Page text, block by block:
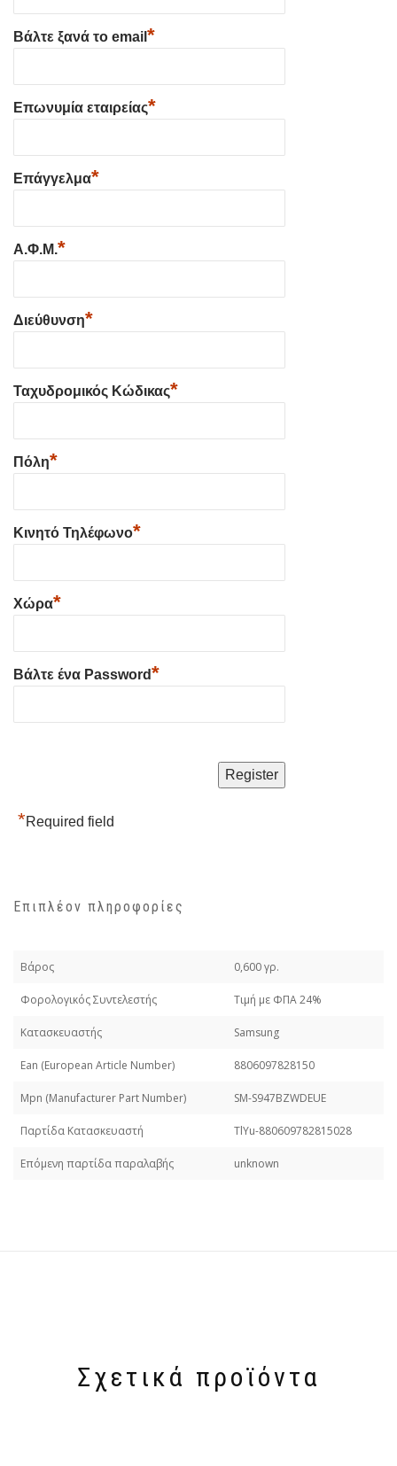
Βάλτε ξανά το email *
Επωνυμία εταιρείας*
Επάγγελμα*
Α.Φ.Μ.*
Διεύθυνση*
Ταχυδρομικός Κώδικας*
Πόλη*
Κινητό Τηλέφωνο*
Χώρα*
Βάλτε ένα Password*
*Required field
Επιπλέον πληροφορίες
Βάρος 0,600 γρ.
Φορολογικός Συντελεστής Τιμή με ΦΠΑ 24%
Κατασκευαστής Samsung
Εan (European Article Number) 8806097828150
Mpn (Manufacturer Part Number) SM-S947BZWDEUE
Παρτίδα Κατασκευαστή TlYu-880609782815028
Επόμενη παρτίδα παραλαβής unknown
Σχετικά προϊόντα